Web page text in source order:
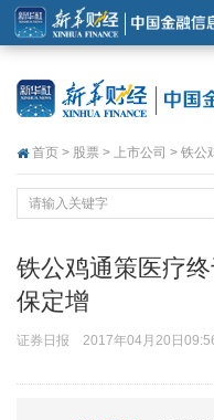
首页 > 股票 > 上市公司 > 铁公
铁公鸡通策医疗
保定增
证券日报 2017年04月20日